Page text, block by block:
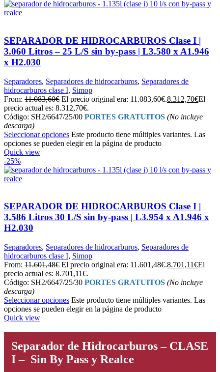
SEPARADOR DE HIDROCARBUROS Clase I |
3.060 Litros – 25 L/S sin by-pass | L3.580 x A1.946
x H2.030
Separadores, Separadores de hidrocarburos, Separadores de
hidrocarburos clase I, Simop
From: 11.083,60€ El precio original era: 11.083,60€.8.312,70€El
precio actual es: 8.312,70€.
Código: SH2/6647/25/00 PORTES GRATUITOS (No incluye
descarga)
Seleccionar opciones Este producto tiene múltiples variantes. Las
opciones se pueden elegir en la página de producto
Quick view
-25%
SEPARADOR DE HIDROCARBUROS Clase I |
3.586 Litros 30 L/S sin by-pass | L3.954 x A1.946 x
H2.030
Separadores, Separadores de hidrocarburos, Separadores de
hidrocarburos clase I, Simop
From: 11.601,48€ El precio original era: 11.601,48€.8.701,11€El
precio actual es: 8.701,11€.
Código: SH2/6647/25/30 PORTES GRATUITOS (No incluye
descarga)
Seleccionar opciones Este producto tiene múltiples variantes. Las
opciones se pueden elegir en la página de producto
Quick view
Separador de Hidrocarburos – CLASE
I – Sin By Pass y Realce